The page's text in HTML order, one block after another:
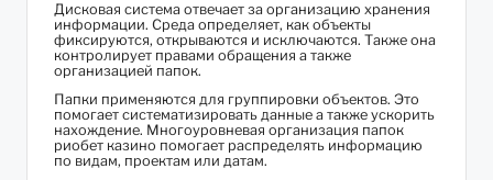
Дисковая система отвечает за организацию хранения
информации. Среда определяет, как объекты
фиксируются, открываются и исключаются. Также она
контролирует правами обращения а также
организацией папок.
Папки применяются для группировки объектов. Это
помогает систематизировать данные а также ускорить
нахождение. Многоуровневая организация папок
риобет казино помогает распределять информацию
по видам, проектам или датам.